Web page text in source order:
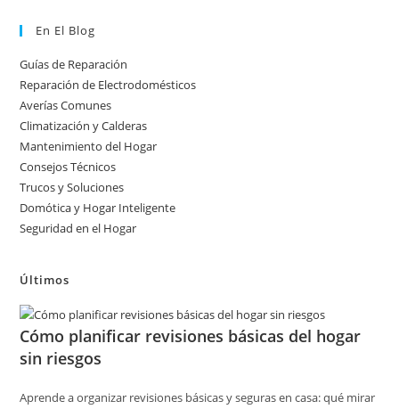
En El Blog
Guías de Reparación
Reparación de Electrodomésticos
Averías Comunes
Climatización y Calderas
Mantenimiento del Hogar
Consejos Técnicos
Trucos y Soluciones
Domótica y Hogar Inteligente
Seguridad en el Hogar
Últimos
Cómo planificar revisiones básicas del hogar
sin riesgos
Aprende a organizar revisiones básicas y seguras en casa: qué mirar